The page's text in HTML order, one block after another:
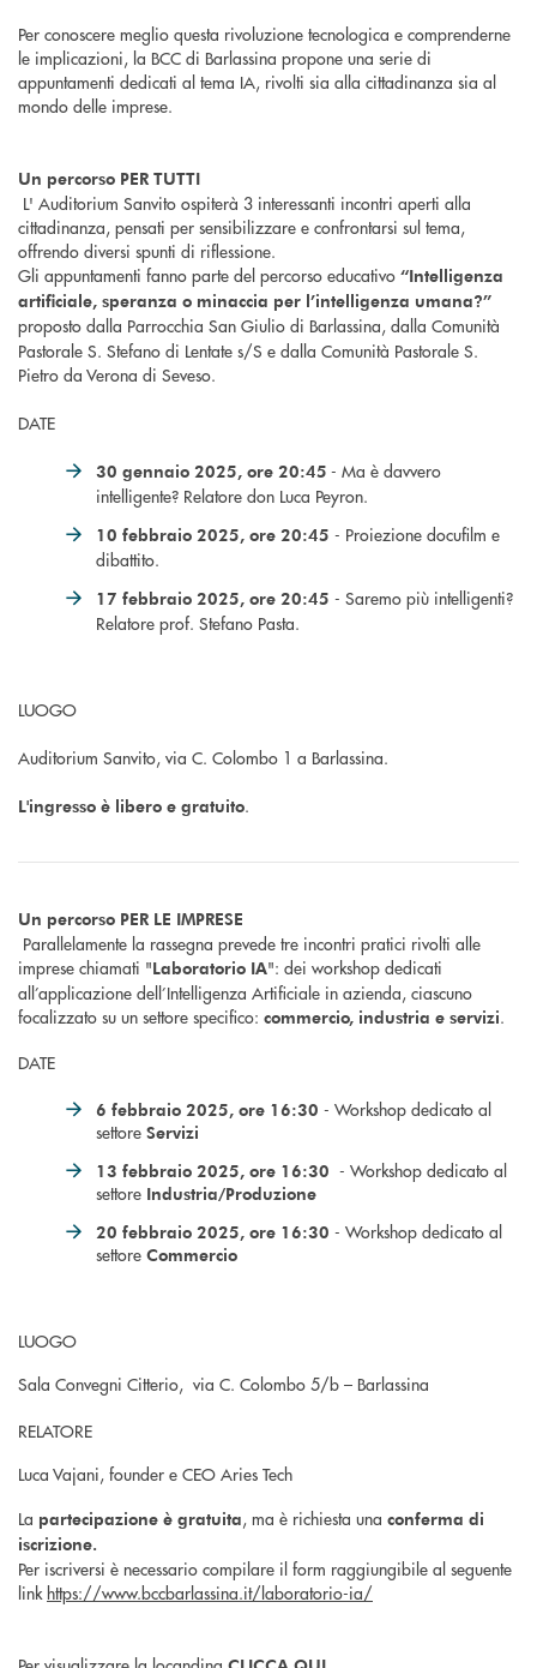
Per conoscere meglio questa rivoluzione tecnologica e comprenderne
le implicazioni, la BCC di Barlassina propone una serie di
appuntamenti dedicati al tema IA, rivolti sia alla cittadinanza sia al
mondo delle imprese.
Un percorso PER TUTTI
L' Auditorium Sanvito ospiterà 3 interessanti incontri aperti alla
cittadinanza, pensati per sensibilizzare e confrontarsi sul tema,
offrendo diversi spunti di riflessione.
Gli appuntamenti fanno parte del percorso educativo “Intelligenza
artificiale, speranza o minaccia per l’intelligenza umana?”
proposto dalla Parrocchia San Giulio di Barlassina, dalla Comunità
Pastorale S. Stefano di Lentate s/S e dalla Comunità Pastorale S.
Pietro da Verona di Seveso.
DATE
30 gennaio 2025, ore 20:45 - Ma è davvero
intelligente? Relatore don Luca Peyron.
10 febbraio 2025, ore 20:45 - Proiezione docufilm e
dibattito.
17 febbraio 2025, ore 20:45 - Saremo più intelligenti?
Relatore prof. Stefano Pasta.
LUOGO
Auditorium Sanvito, via C. Colombo 1 a Barlassina.
L'ingresso è libero e gratuito.
Un percorso PER LE IMPRESE
Parallelamente la rassegna prevede tre incontri pratici rivolti alle
imprese chiamati "Laboratorio IA": dei workshop dedicati
all’applicazione dell’Intelligenza Artificiale in azienda, ciascuno
focalizzato su un settore specifico: commercio, industria e servizi.
DATE
6 febbraio 2025, ore 16:30 - Workshop dedicato al
settore Servizi
13 febbraio 2025, ore 16:30 - Workshop dedicato al
settore Industria/Produzione
20 febbraio 2025, ore 16:30 - Workshop dedicato al
settore Commercio
LUOGO
Sala Convegni Citterio, via C. Colombo 5/b – Barlassina
RELATORE
Luca Vajani, founder e CEO Aries Tech
La partecipazione è gratuita, ma è richiesta una conferma di
iscrizione.
Per iscriversi è necessario compilare il form raggiungibile al seguente
linkhttps://www.bccbarlassina.it/laboratorio-ia/